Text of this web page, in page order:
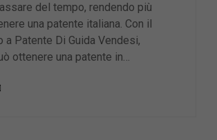
del tempo, rendendo più
una patente italiana. Con il
a Patente Di Guida Vendesi,
ottenere una patente in…